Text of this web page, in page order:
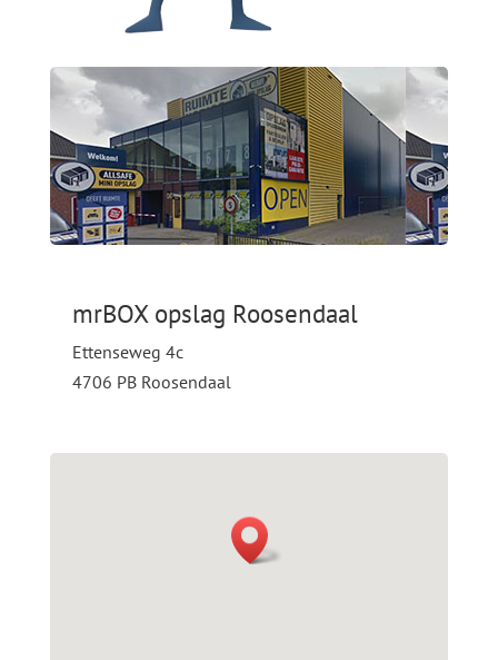
mrBOX opslag Roosendaal
Ettenseweg 4c
4706 PB Roosendaal